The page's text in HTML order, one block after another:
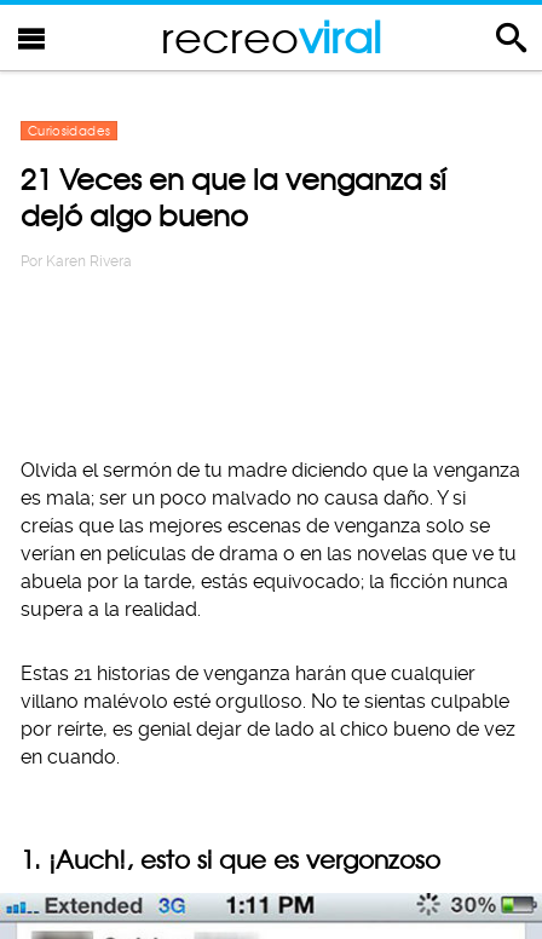
recreoviral
Curiosidades
21 Veces en que la venganza sí
dejó algo bueno
Por Karen Rivera
Olvida el sermón de tu madre diciendo que la venganza
es mala; ser un poco malvado no causa daño. Y si
creías que las mejores escenas de venganza solo se
verían en películas de drama o en las novelas que ve tu
abuela por la tarde, estás equivocado; la ficción nunca
supera a la realidad.
Estas 21 historias de venganza harán que cualquier
villano malévolo esté orgulloso. No te sientas culpable
por reírte, es genial dejar de lado al chico bueno de vez
en cuando.
1. ¡Auch!, esto si que es vergonzoso